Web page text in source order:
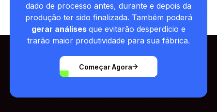
dado de processo antes, durante e depois da
produção ter sido finalizada. Também poderá
gerar análises que evitarão desperdício e
trarão maior produtividade para sua fábrica.
Começar Agora